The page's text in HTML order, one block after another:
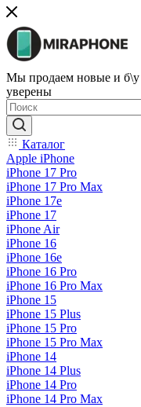
Мы продаем новые и б\у
уверены
Каталог
Apple iPhone
iPhone 17 Pro
iPhone 17 Pro Max
iPhone 17e
iPhone 17
iPhone Air
iPhone 16
iPhone 16e
iPhone 16 Pro
iPhone 16 Pro Max
iPhone 15
iPhone 15 Plus
iPhone 15 Pro
iPhone 15 Pro Max
iPhone 14
iPhone 14 Plus
iPhone 14 Pro
iPhone 14 Pro Max